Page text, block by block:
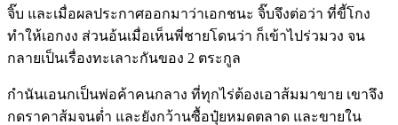
จิ๊บ และเมื่อผลประกาศออกมาว่าเอกชนะ จิ๊บจึงต่อว่า ที่ขี้โกง
ทำให้เอกงง ส่วนอ้นเมื่อเห็นพี่ชายโดนว่า ก็เข้าไปร่วมวง จน
กลายเป็นเรื่องทะเลาะกันของ 2 ตระกูล
กำนันเอนกเป็นพ่อค้าคนกลาง ที่ทุกไร่ต้องเอาส้มมาขาย เขาจึง
กดราคาส้มจนต่ำ และยังกว้านซื้อปุ๋ยหมดตลาด และขายใน